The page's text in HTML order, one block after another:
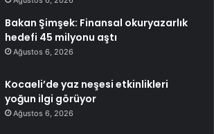
Bakan Şimşek: Finansal okuryazarlık
hedefi 45 milyonu aştı
Ağustos 6, 2026
Kocaeli’de yaz neşesi etkinlikleri
yoğun ilgi görüyor
Ağustos 6, 2026